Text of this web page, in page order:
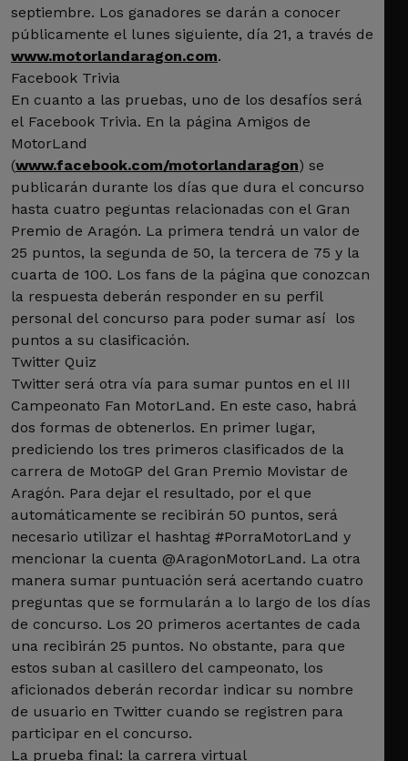
septiembre. Los ganadores se darán a conocer
públicamente el lunes siguiente, día 21, a través de
www.motorlandaragon.com.
Facebook Trivia
En cuanto a las pruebas, uno de los desafíos será
el Facebook Trivia. En la página Amigos de
MotorLand
(www.facebook.com/motorlandaragon) se
publicarán durante los días que dura el concurso
hasta cuatro peguntas relacionadas con el Gran
Premio de Aragón. La primera tendrá un valor de
25 puntos, la segunda de 50, la tercera de 75 y la
cuarta de 100. Los fans de la página que conozcan
la respuesta deberán responder en su perfil
personal del concurso para poder sumar así los
puntos a su clasificación.
Twitter Quiz
Twitter será otra vía para sumar puntos en el III
Campeonato Fan MotorLand. En este caso, habrá
dos formas de obtenerlos. En primer lugar,
prediciendo los tres primeros clasificados de la
carrera de MotoGP del Gran Premio Movistar de
Aragón. Para dejar el resultado, por el que
automáticamente se recibirán 50 puntos, será
necesario utilizar el hashtag #PorraMotorLand y
mencionar la cuenta @AragonMotorLand. La otra
manera sumar puntuación será acertando cuatro
preguntas que se formularán a lo largo de los días
de concurso. Los 20 primeros acertantes de cada
una recibirán 25 puntos. No obstante, para que
estos suban al casillero del campeonato, los
aficionados deberán recordar indicar su nombre
de usuario en Twitter cuando se registren para
participar en el concurso.
La prueba final: la carrera virtual